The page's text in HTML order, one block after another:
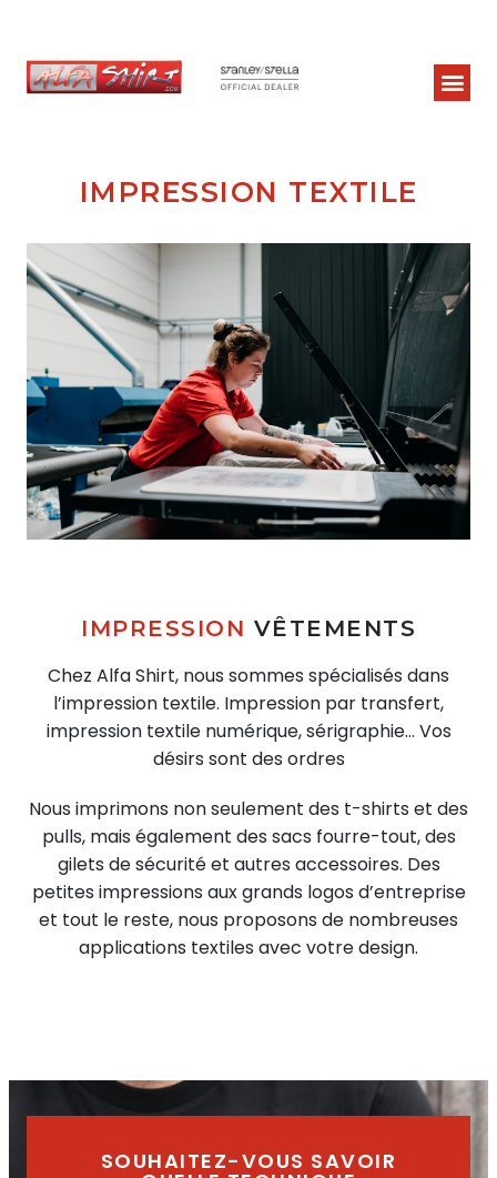
IMPRESSION TEXTILE
IMPRESSION VÊTEMENTS
Chez Alfa Shirt, nous sommes spécialisés dans
l’impression textile. Impression par transfert,
impression textile numérique, sérigraphie… Vos
désirs sont des ordres
Nous imprimons non seulement des t-shirts et des
pulls, mais également des sacs fourre-tout, des
gilets de sécurité et autres accessoires. Des
petites impressions aux grands logos d’entreprise
et tout le reste, nous proposons de nombreuses
applications textiles avec votre design.
SOUHAITEZ-VOUS SAVOIR